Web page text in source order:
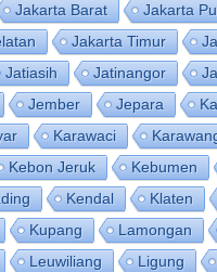
Jakarta Barat
Jakarta
Jakarta Timur
Jatiasih Jatinangor
Jember Jepara
Karawaci
Kebon Jeruk Kebumen
Kendal Klaten
Kupang Lamongan
Leuwiliang Ligung